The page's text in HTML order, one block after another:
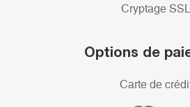
Cryptage SSL
Options de
Carte de